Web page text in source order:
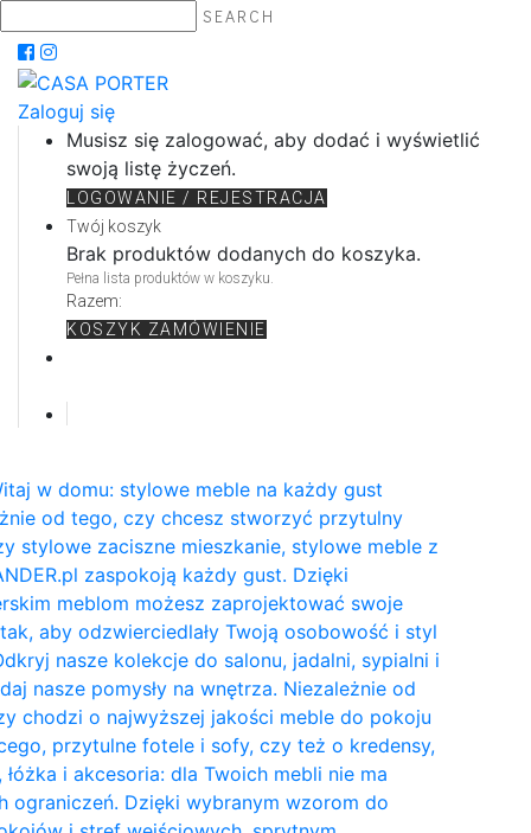
SEARCH
Zaloguj się
Musisz się zalogować, aby dodać i wyświetlić
swoją listę życzeń.
LOGOWANIE / REJESTRACJA
Twój koszyk
Brak produktów dodanych do koszyka.
Pełna lista produktów w koszyku.
Razem:
KOSZYK ZAMÓWIENIE
w domu: stylowe meble na każdy gust
od tego, czy chcesz stworzyć przytulny
stylowe zaciszne mieszkanie, stylowe meble z
zaspokoją każdy gust. Dzięki
meblom możesz zaprojektować swoje
aby odzwierciedlały Twoją osobowość i styl
nasze kolekcje do salonu, jadalni, sypialni i
nasze pomysły na wnętrza. Niezależnie od
chodzi o najwyższej jakości meble do pokoju
przytulne fotele i sofy, czy też o kredensy,
i akcesoria: dla Twoich mebli nie ma
ograniczeń. Dzięki wybranym wzorom do